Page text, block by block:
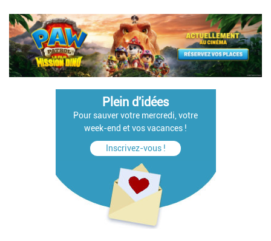
Plein d'idées
Pour sauver votre mercredi, votre
week-end et vos vacances !
Inscrivez-vous !